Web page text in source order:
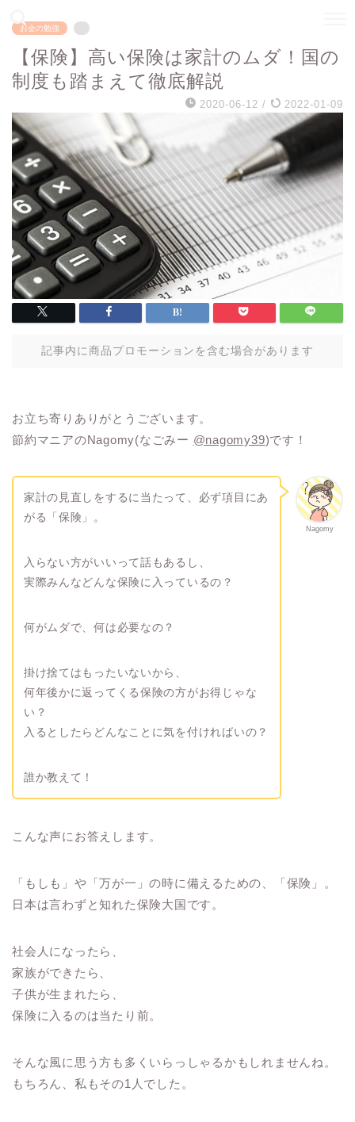
お金の勉強
【保険】高い保険は家計のムダ！国の
制度も踏まえて徹底解説
2020-06-12 / 2022-01-09
記事内に商品プロモーションを含む場合があります
お立ち寄りありがとうございます。
節約マニアのNagomy(なごみー @nagomy39)です！
Nagomy
家計の見直しをするに当たって、必ず項目にあ
がる「保険」。
入らない方がいいって話もあるし、
実際みんなどんな保険に入っているの？
何がムダで、何は必要なの？
掛け捨てはもったいないから、
何年後かに返ってくる保険の方がお得じゃな
い？
入るとしたらどんなことに気を付ければいの？
誰か教えて！
こんな声にお答えします。
「もしも」や「万が一」の時に備えるための、「保険」。
日本は言わずと知れた保険大国です。
社会人になったら、
家族ができたら、
子供が生まれたら、
保険に入るのは当たり前。
そんな風に思う方も多くいらっしゃるかもしれませんね。
もちろん、私もその1人でした。